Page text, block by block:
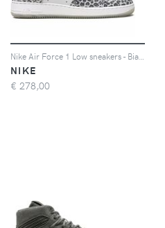
NIKE
€ 278,00